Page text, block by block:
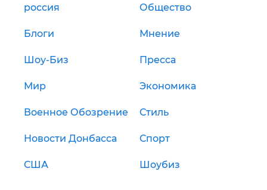
россия Общество
Блоги Мнение
Шоу-Биз Пресса
Мир Экономика
Военное Обозрение Стиль
Новости Донбасса Спорт
США Шоубиз